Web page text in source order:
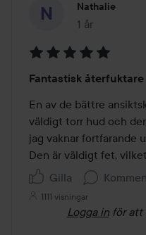
Nathalie
1 år
Inlägget
5
av
5
Fantastisk återfuktare
En av de bättre
väldigt torr hud och
jag vaknar fortfarande
Den är väldigt fet,
Gilla
1111 visningar
Logga in för att